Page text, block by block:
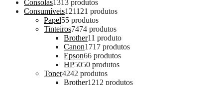
Consolas1313 produtos
Consumíveis121121 produtos
Papel55 produtos
Tinteiros7474 produtos
Brother11 produto
Canon1717 produtos
Epson66 produtos
HP5050 produtos
Toner4242 produtos
Brother1212 produtos